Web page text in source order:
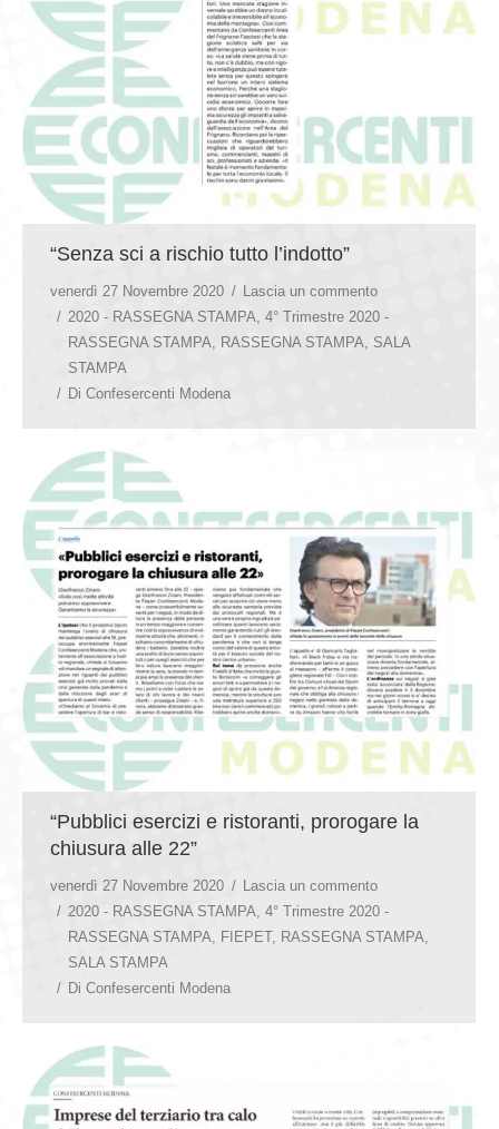
“Senza sci a rischio tutto l’indotto”
venerdì 27 Novembre 2020
Lascia un commento
2020 - RASSEGNA STAMPA, 4° Trimestre 2020 -
RASSEGNA STAMPA, RASSEGNA STAMPA, SALA
STAMPA
Di Confesercenti Modena
“Pubblici esercizi e ristoranti, prorogare la
chiusura alle 22”
venerdì 27 Novembre 2020
Lascia un commento
2020 - RASSEGNA STAMPA 4° Trimestre 2020 -
RASSEGNA STAMPA
FIEPET, RASSEGNA STAMPA
SALA STAMPA
Di Confesercenti Modena